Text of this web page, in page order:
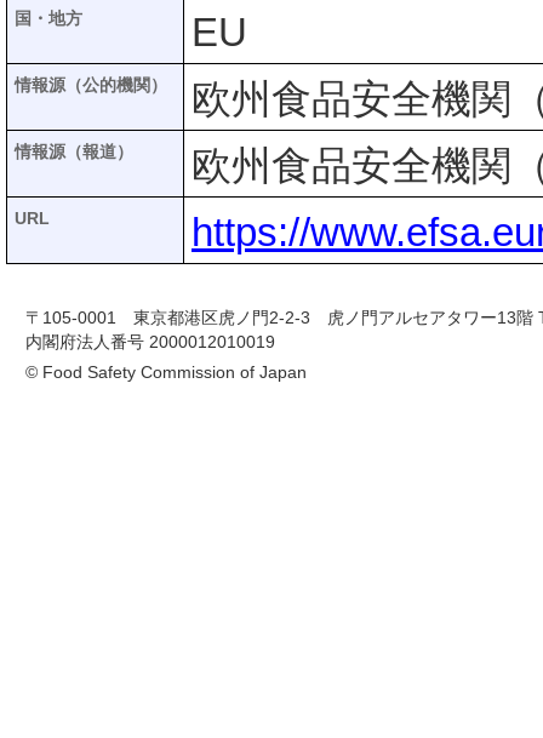
国・地方 EU
情報源（公的機関） 欧州食品安全機関
情報源（報道） 欧州食品安全機関
URL https://
〒105-0001 東京都港区虎ノ門2-2-3 虎ノ門アルセアタワー13階
内閣府法人番号 2000012010019
© Food Safety Commission of Japan